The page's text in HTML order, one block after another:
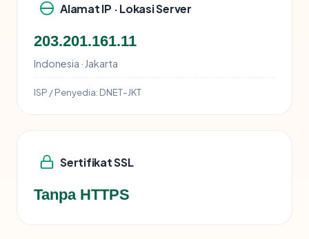
Alamat IP · Lokasi Server
203.201.161.11
Indonesia · Jakarta
ISP / Penyedia: DNET-JKT
Sertifikat SSL
Tanpa HTTPS